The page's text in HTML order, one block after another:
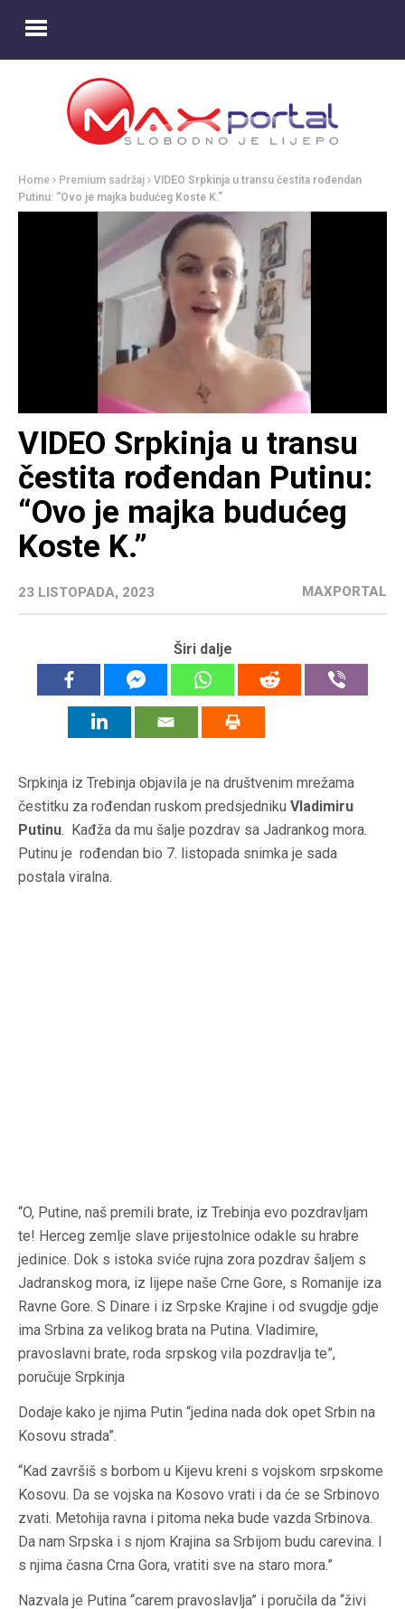
Home Premium sadržaj
VIDEO Srpkinja u transu čestita rođendan
Putinu: “Ovo je majka budućeg Koste K.”
VIDEO Srpkinja u transu
čestita rođendan Putinu:
“Ovo je majka budućeg
Koste K.”
23 LISTOPADA, 2023 MAXPORTAL
Širi dalje
Srpkinja iz Trebinja objavila je na društvenim mrežama
čestitku za rođendan ruskom predsjedniku Vladimiru
Putinu. Kađža da mu šalje pozdrav sa Jadrankog mora.
Putinu je rođendan bio 7. listopada snimka je sada
postala viralna.
“O, Putine, naš premili brate, iz Trebinja evo pozdravljam
te! Herceg zemlje slave prijestolnice odakle su hrabre
jedinice. Dok s istoka sviće rujna zora pozdrav šaljem s
Jadranskog mora, iz lijepe naše Crne Gore, s Romanije iza
Ravne Gore. S Dinare i iz Srpske Krajine i od svugdje gdje
ima Srbina za velikog brata na Putina. Vladimire,
pravoslavni brate, roda srpskog vila pozdravlja te”,
poručuje Srpkinja
Dodaje kako je njima Putin “jedina nada dok opet Srbin na
Kosovu strada”.
“Kad završiš s borbom u Kijevu kreni s vojskom srpskome
Kosovu. Da se vojska na Kosovo vrati i da će se Srbinovo
zvati. Metohija ravna i pitoma neka bude vazda Srbinova.
Da nam Srpska i s njom Krajina sa Srbijom budu carevina. I
s njima časna Crna Gora, vratiti sve na staro mora.”
Nazvala je Putina “carem pravoslavlja” i poručila da “živi